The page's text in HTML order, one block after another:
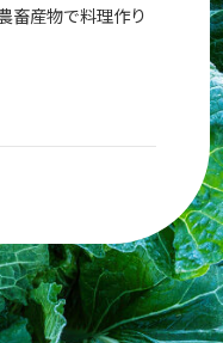
畜産物で料理作り